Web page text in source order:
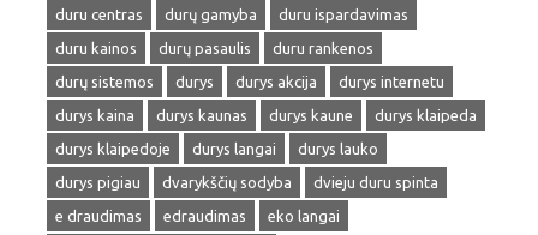
duru centras
durų gamyba
duru ispardavimas
duru kainos
durų pasaulis
duru rankenos
durų sistemos
durys durys akcija
durys internetu
durys kaina
durys kaunas durys kaune
durys klaipeda
durys klaipedoje
durys langai
durys lauko
durys pigiau
dvarykščių sodyba
dvieju duru spinta
e draudimas
edraudimas
eko langai